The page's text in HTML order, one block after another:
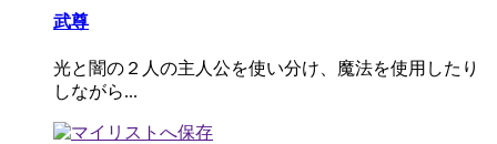
武尊
光と闇の２人の主人公を使い分け、魔法を使用したり
しながら...